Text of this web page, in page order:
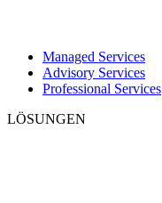
Managed Services
Advisory Services
Professional Services
LÖSUNGEN